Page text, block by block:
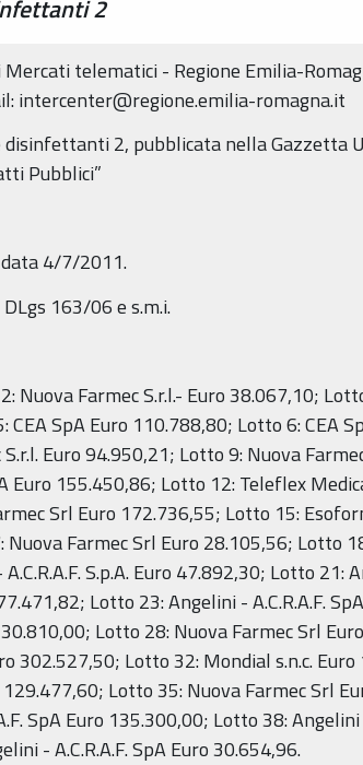
2
telematici - Regione Emilia-
intercenter@regione.emilia-romagna.it
2, pubblicata nella Gazzetta
Pubblici”
4/7/2011.
163/06 e s.m.i.
Farmec S.r.l.- Euro 38.067,10;
SpA Euro 110.788,80; Lotto 6: CEA
Euro 94.950,21; Lotto 9: Nuova
155.450,86; Lotto 12: Teleflex
Srl Euro 172.736,55; Lotto 15:
Farmec Srl Euro 28.105,56; Lotto
S.p.A. Euro 47.892,30; Lotto 21:
Lotto 23: Angelini - A.C.R.A.F.
Lotto 28: Nuova Farmec Srl
302.527,50; Lotto 32: Mondial s.n.c.
Lotto 35: Nuova Farmec Srl
SpA Euro 135.300,00; Lotto 38: Angelini
- A.C.R.A.F. SpA Euro 30.654,96.